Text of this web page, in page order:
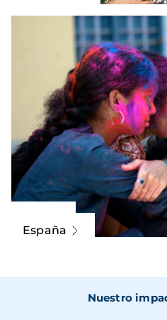
España
Nuestro